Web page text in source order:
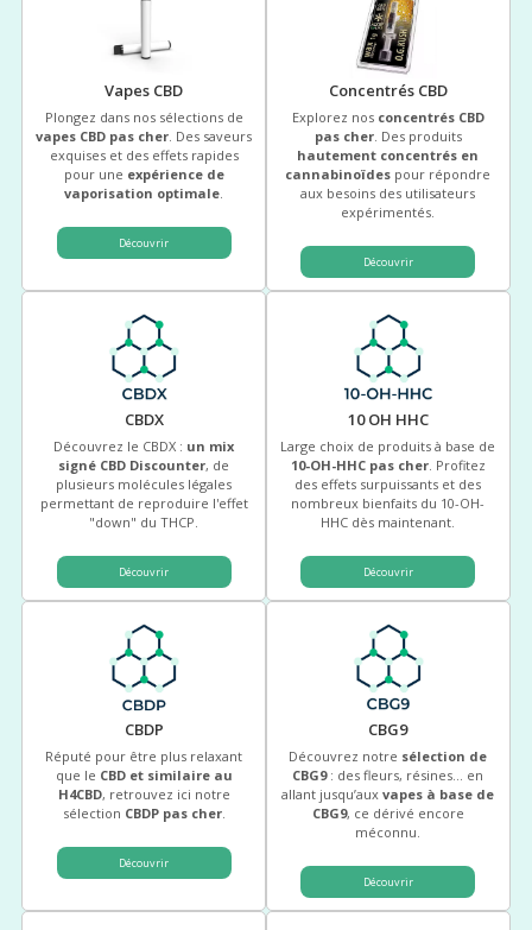
Vapes CBD
Plongez dans nos sélections de
vapes CBD pas cher. Des saveurs
exquises et des effets rapides
pour une expérience de
vaporisation optimale.
Découvrir
Concentrés CBD
Explorez nos concentrés CBD
pas cher. Des produits
hautement concentrés en
cannabinoïdes pour répondre
aux besoins des utilisateurs
expérimentés.
Découvrir
CBDX
Découvrez le CBDX : un mix
signé CBD Discounter, de
plusieurs molécules légales
permettant de reproduire l'effet
"down" du THCP.
Découvrir
10 OH HHC
Large choix de produits à base de
10-OH-HHC pas cher. Profitez
des effets surpuissants et des
nombreux bienfaits du 10-OH-
HHC dès maintenant.
Découvrir
CBDP
Réputé pour être plus relaxant
que le CBD et similaire au
H4CBD, retrouvez ici notre
sélection CBDP pas cher.
Découvrir
CBG9
Découvrez notre sélection de
CBG9: des fleurs, résines… en
allant jusqu’auxvapes à base de
CBG9, ce dérivé encore
méconnu.
Découvrir